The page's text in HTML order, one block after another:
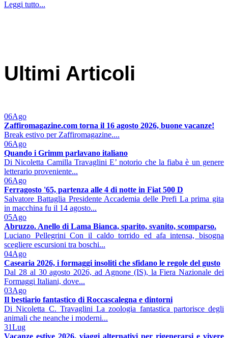
Leggi tutto...
Ultimi Articoli
06Ago
Zaffiromagazine.com torna il 16 agosto 2026, buone vacanze!
Break estivo per Zaffiromagazine....
06Ago
Quando i Grimm parlavano italiano
Di Nicoletta Camilla Travaglini E’ notorio che la fiaba è un genere
letterario proveniente...
06Ago
Ferragosto '65, partenza alle 4 di notte in Fiat 500 D
Salvatore Battaglia Presidente Accademia delle Prefi La prima gita
in macchina fu il 14 agosto...
05Ago
Abruzzo. Anello di Lama Bianca, sparito, svanito, scomparso.
Luciano Pellegrini Con il caldo torrido ed afa intensa, bisogna
scegliere escursioni tra boschi...
04Ago
Casearia 2026, i formaggi insoliti che sfidano le regole del gusto
Dal 28 al 30 agosto 2026, ad Agnone (IS), la Fiera Nazionale dei
Formaggi Italiani, dove...
03Ago
Il bestiario fantastico di Roccascalegna e dintorni
Di Nicoletta C. Travaglini La zoologia fantastica partorisce degli
animali che neanche i moderni...
31Lug
Vacanze estive 2026, viaggi alternativi per rigenerarsi e vivere